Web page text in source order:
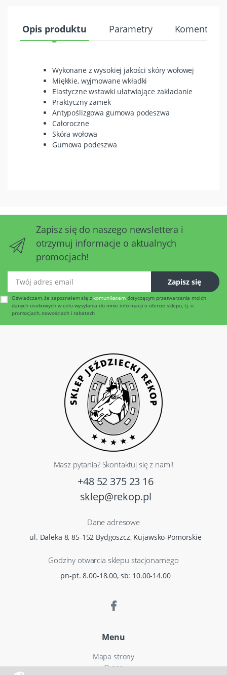
Opis produktu Parametry Komentarze
Wykonane z wysokiej jakości skóry wołowej
Miękkie, wyjmowane wkładki
Elastyczne wstawki ułatwiające zakładanie
Praktyczny zamek
Antypoślizgowa gumowa podeszwa
Całoroczne
Skóra wołowa
Gumowa podeszwa
Zapisz się do naszego newslettera i
otrzymuj informacje o aktualnych
promocjach!
Zapisz się
Oświadczam, że zapoznałem się z komunikatemdotyczącym przetwarzania moich
danych osobowych w celu wysyłania do mnie informacji o ofercie sklepu, tj. o
promocjach, nowościach i rabatach
Masz pytania? Skontaktuj się z nami!
+48 52 375 23 16
sklep@rekop.pl
Dane adresowe
ul. Daleka 8, 85-152 Bydgoszcz, Kujawsko-Pomorskie
Godziny otwarcia sklepu stacjonarnego
pn-pt. 8.00-18.00, sb: 10.00-14.00
Menu
Mapa strony
O nas